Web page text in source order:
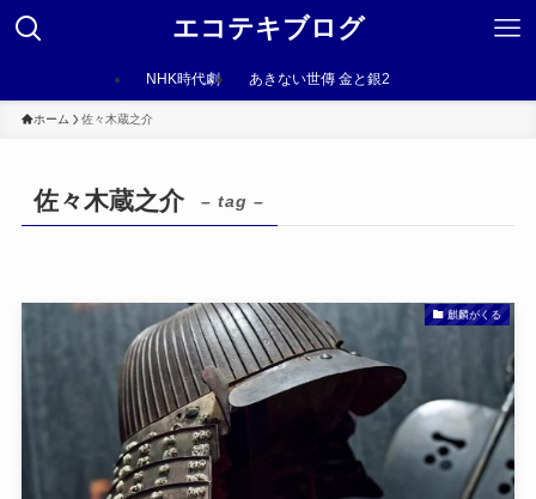
エコテキブログ
NHK時代劇 あきない世傳 金と銀2
ホーム 佐々木蔵之介
佐々木蔵之介 – tag –
麒麟がくる